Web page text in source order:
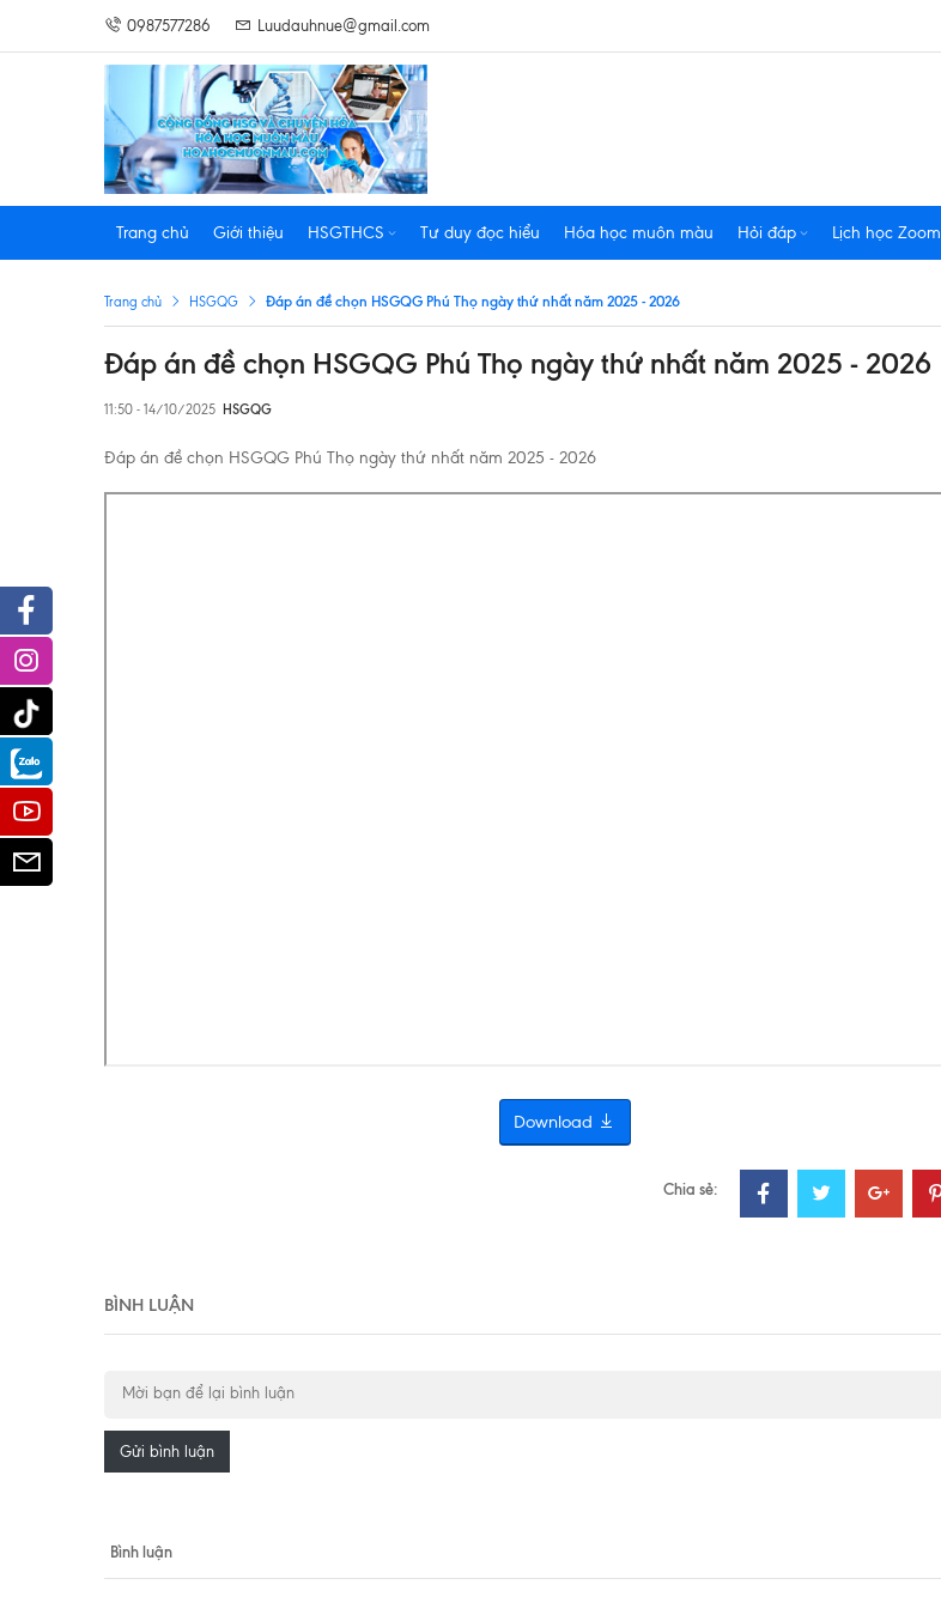
0987577286 Luudauhnue@gmail.com
Trang chủ Giới thiệu HSGTHCS Tư duy đọc hiểu Hóa học muôn màu Hỏi đáp Lịch học Zoom
Trang chủ HSGQG Đáp án đề chọn HSGQG Phú Thọ ngày thứ nhất năm 2025 - 2026
Đáp án đề chọn HSGQG Phú Thọ ngày thứ nhất năm 2025 - 2026
11:50 - 14/10/2025 HSGQG
Đáp án đề chọn HSGQG Phú Thọ ngày thứ nhất năm 2025 - 2026
Download
Chia sẻ:
BÌNH LUẬN
Gửi bình luận
Bình luận